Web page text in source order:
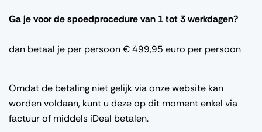
Ga je voor de spoedprocedure van 1 tot 3 werkdagen?
dan betaal je per persoon € 499,95 euro per persoon
Omdat de betaling niet gelijk via onze website kan
worden voldaan, kunt u deze op dit moment enkel via
factuur of middels iDeal betalen.